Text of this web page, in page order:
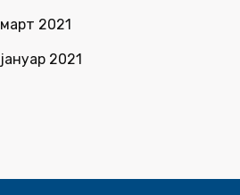
март 2021
јануар 2021